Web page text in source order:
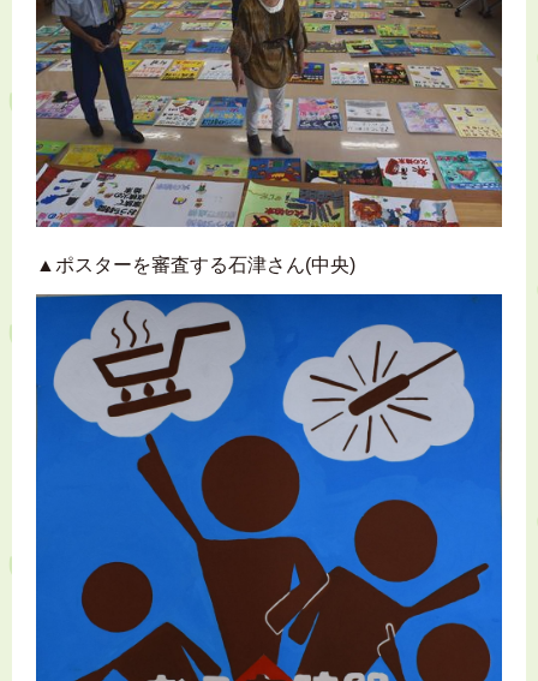
▲ポスターを審査する石津さん(中央)